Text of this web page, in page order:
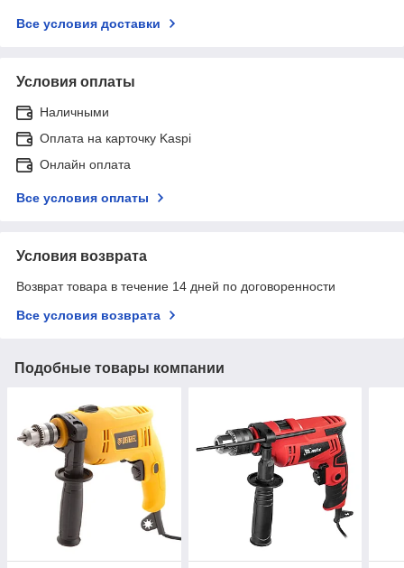
Все условия доставки
Условия оплаты
Наличными
Оплата на карточку Kaspi
Онлайн оплата
Все условия оплаты
Условия возврата
Возврат товара в течение 14 дней по договоренности
Все условия возврата
Подобные товары компании